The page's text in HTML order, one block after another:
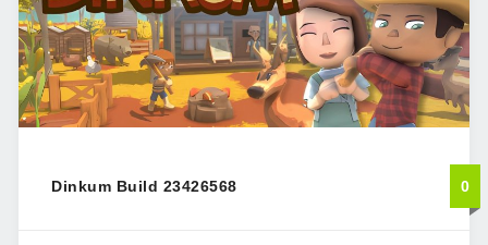
Dinkum Build 23426568 0